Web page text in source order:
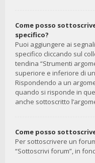
Come posso
specifico?
Puoi aggiungere ai
specifico cliccando sul
tendina “Strumenti
superiore e inferiore di
Rispondendo a un
quando si risponde in
anche sottoscritto
Come posso
Per sottoscrivere un
“Sottoscrivi forum”, in